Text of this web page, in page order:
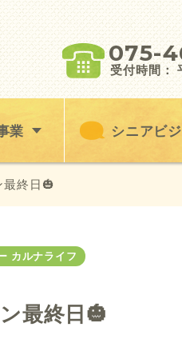
075-
受付時間：
業 シニアビ
終日🎃
カルナライフ
最終日🎃